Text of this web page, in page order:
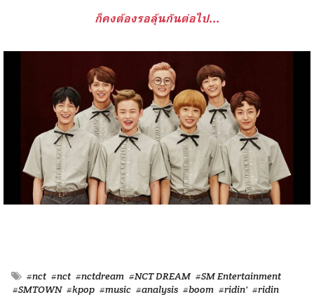
ก็คงต้องรอลุ้นกันต่อไป...
#nct #nct #nctdream #NCT DREAM #SM Entertainment
#SMTOWN #kpop #music #analysis #boom #ridin' #ridin